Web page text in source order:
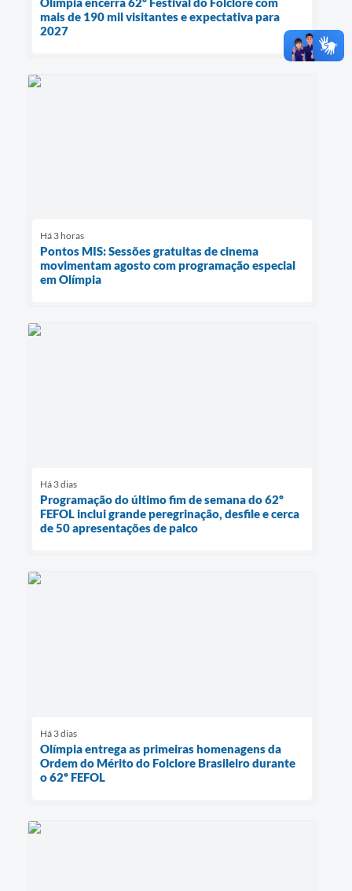
mais de 190 mil visitantes e expectativa para
2027
Há 3 horas
Pontos MIS: Sessões gratuitas de cinema
movimentam agosto com programação especial
em Olímpia
Há 3 dias
Programação do último fim de semana do 62º
FEFOL inclui grande peregrinação, desfile e cerca
de 50 apresentações de palco
Há 3 dias
Olímpia entrega as primeiras homenagens da
Ordem do Mérito do Folclore Brasileiro durante
o 62º FEFOL